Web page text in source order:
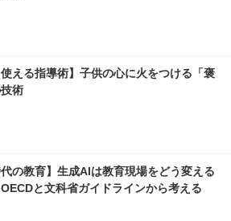
使える指導術】子供の心に火をつける「褒
術
代の教育】生成AIは教育現場をどう変える
と文科省ガイドラインから考える